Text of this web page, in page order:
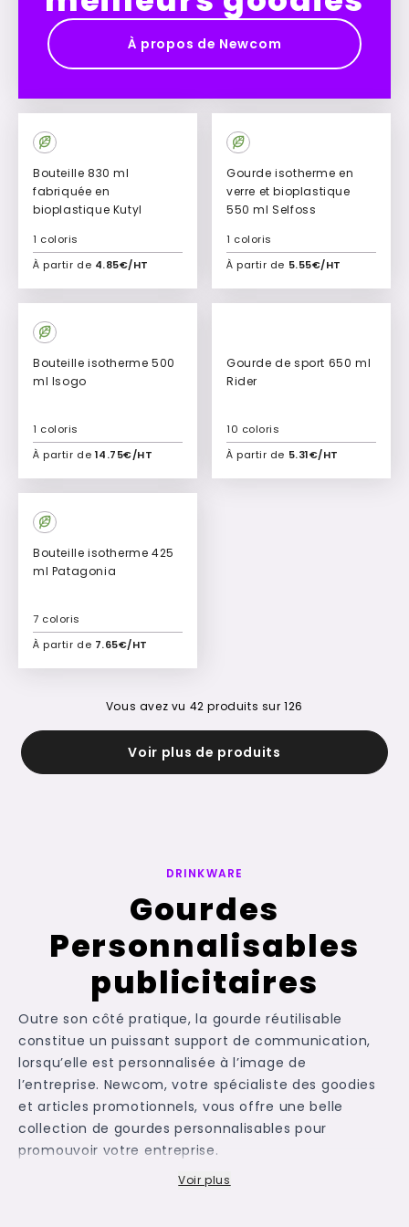
À propos de Newcom
Bouteille 830 ml
fabriquée en
bioplastique Kutyl
À partir de 4.85€/HT
1 coloris
Ajouter à mon devis
Gourde isotherme en
verre et bioplastique
550 ml Selfoss
À partir de 5.55€/HT
1 coloris
Ajouter à mon devis
Bouteille isotherme 500
ml Isogo
À partir de 14.75€/HT
1 coloris
Ajouter à mon devis
Gourde de sport 650 ml
Rider
À partir de 5.31€/HT
10 coloris
Ajouter à mon devis
Bouteille isotherme 425
ml Patagonia
À partir de 7.65€/HT
7 coloris
Ajouter à mon devis
Vous avez vu 42 produits sur126
Voir plus de produits
DRINKWARE
Gourdes
Personnalisables
publicitaires
Outre son côté pratique, la gourde réutilisable
constitue un puissant support de communication,
lorsqu’elle est personnalisée à l’image de
l’entreprise. Newcom, votre spécialiste des goodies
et articles promotionnels, vous offre une belle
collection de gourdes personnalisables pour
promouvoir votre entreprise.
Ecologique et design, chacune de nos gourdes
Voir plus